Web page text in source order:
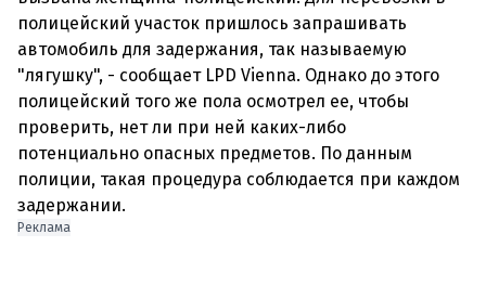
полицейский участок пришлось запрашивать
автомобиль для задержания, так называемую
"лягушку", - сообщает LPD Vienna. Однако до этого
полицейский того же пола осмотрел ее, чтобы
проверить, нет ли при ней каких-либо
потенциально опасных предметов. По данным
полиции, такая процедура соблюдается при каждом
Реклама